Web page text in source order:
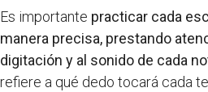
Es importante practicar cada
manera precisa, prestando
digitación y al sonido de cada
refiere a qué dedo tocará cada